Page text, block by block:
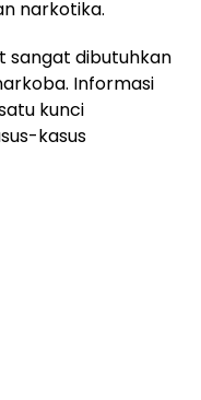
narkotika.
sangat dibutuhkan
Informasi
kunci
kasus